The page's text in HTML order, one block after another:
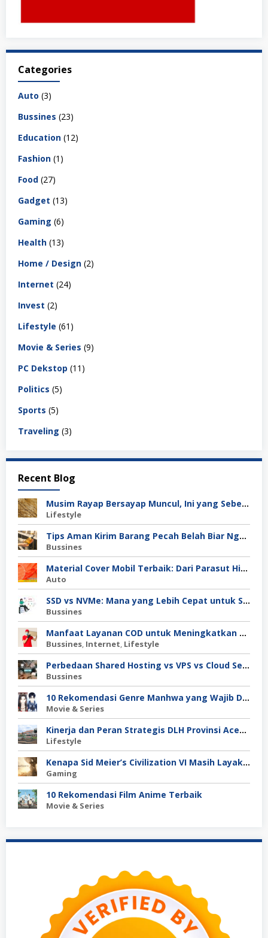
Categories
Auto (3)
Bussines (23)
Education (12)
Fashion (1)
Food (27)
Gadget (13)
Gaming (6)
Health (13)
Home / Design (2)
Internet (24)
Invest (2)
Lifestyle (61)
Movie & Series (9)
PC Dekstop (11)
Politics (5)
Sports (5)
Traveling (3)
Recent Blog
Musim Rayap Bersayap Muncul, Ini yang Sebenarnya Terjadi
Lifestyle
Tips Aman Kirim Barang Pecah Belah Biar Nggak Retak di Perjalanan
Bussines
Material Cover Mobil Terbaik: Dari Parasut Hingga Polyester, Mana Pilihan Tepat untuk Kamu?
Auto
SSD vs NVMe: Mana yang Lebih Cepat untuk Server Anda?
Bussines
Manfaat Layanan COD untuk Meningkatkan Kepercayaan Pembeli
Bussines, Internet, Lifestyle
Perbedaan Shared Hosting vs VPS vs Cloud Server: Mana untuk Project Skala Menengah?
Bussines
10 Rekomendasi Genre Manhwa yang Wajib Dibaca
Movie & Series
Kinerja dan Peran Strategis DLH Provinsi Aceh dalam Pengelolaan Lingkungan Hidup
Lifestyle
Kenapa Sid Meier’s Civilization VI Masih Layak Dimainkan?
Gaming
10 Rekomendasi Film Anime Terbaik
Movie & Series